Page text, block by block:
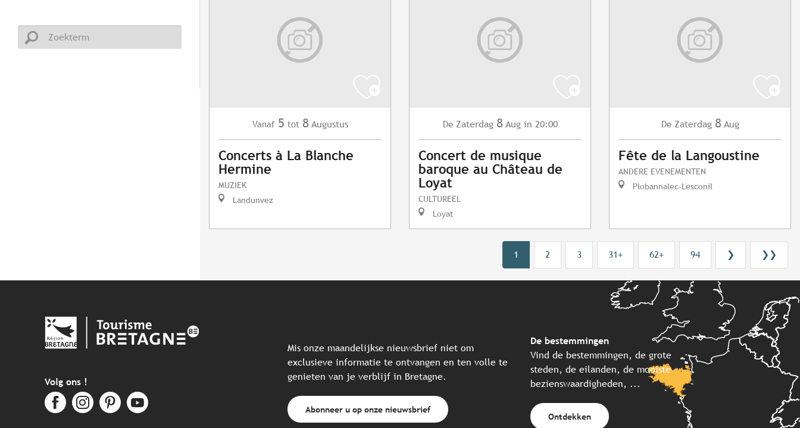
Vanaf 5 tot 8 Augustus
Concerts à La Blanche
Hermine
MUZIEK
Landunvez
De Zaterdag 8 Aug in 20:00
Concert de musique
baroque au Château de
Loyat
CULTUREEL
Loyat
De Zaterdag 8 Aug
Fête de la Langoustine
ANDERE EVENEMENTEN
Plobannalec-Lesconil
1 2 3 31+ 62+ 94 ❯ ❯❯
Volg ons !
Mis onze maandelijkse nieuwsbrief niet om
exclusieve informatie te ontvangen en ten volle te
genieten van je verblijf in Bretagne.
Abonneer u op onze nieuwsbrief
De bestemmingen
Vind de bestemmingen, de grote
steden, de eilanden, de mooiste
bezienswaardigheden, ...
Ontdekken